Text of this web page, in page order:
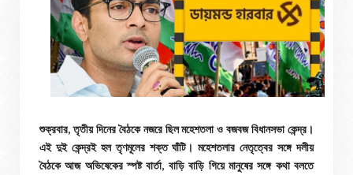
শুক্রবার, তৃতীয় দিনের বৈঠকে নজরে ছিল মহেশতলা ও বজবজ বিধানসভা কেন্দ্র।
এই দুই কেন্দ্রই হল তৃণমূলের শক্ত ঘাঁটি। মহেশতলার নেতৃত্বের সঙ্গে দলীয়
বৈঠকে আজ অভিষেকের স্পষ্ট বার্তা, বাড়ি বাড়ি গিয়ে মানুষের সঙ্গে কথা বলতে